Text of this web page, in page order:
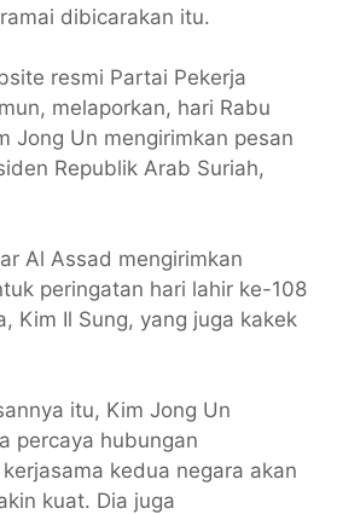
dibicarakan itu.
resmi Partai Pekerja
melaporkan, hari Rabu
Jong Un mengirimkan pesan
Republik Arab Suriah,
Al Assad mengirimkan
peringatan hari lahir ke-108
Kim Il Sung, yang juga kakek
itu, Kim Jong Un
percaya hubungan
kedua negara akan
kuat. Dia juga